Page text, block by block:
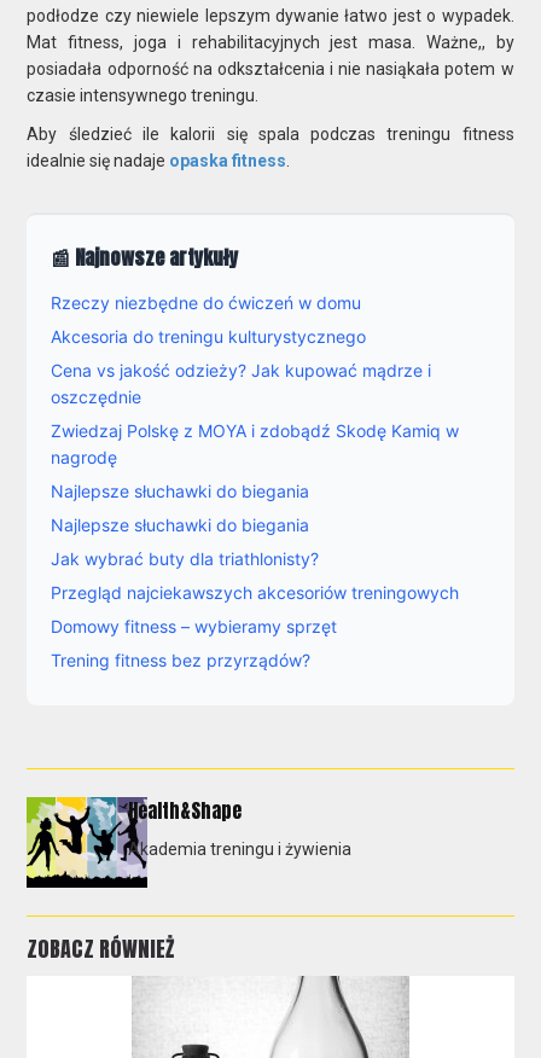
podłodze czy niewiele lepszym dywanie łatwo jest o wypadek.
Mat fitness, joga i rehabilitacyjnych jest masa. Ważne,, by
posiadała odporność na odkształcenia i nie nasiąkała potem w
czasie intensywnego treningu.
Aby śledzieć ile kalorii się spala podczas treningu fitness
idealnie się nadaje opaska fitness
📰 Najnowsze artykuły
Rzeczy niezbędne do ćwiczeń w domu
Akcesoria do treningu kulturystycznego
Cena vs jakość odzieży? Jak kupować mądrze i
oszczędnie
Zwiedzaj Polskę z MOYA i zdobądź Skodę Kamiq w
nagrodę
Najlepsze słuchawki do biegania
Najlepsze słuchawki do biegania
Jak wybrać buty dla triathlonisty?
Przegląd najciekawszych akcesoriów treningowych
Domowy fitness – wybieramy sprzęt
Trening fitness bez przyrządów?
Health&Shape
Akademia treningu i żywienia
ZOBACZ RÓWNIEŻ